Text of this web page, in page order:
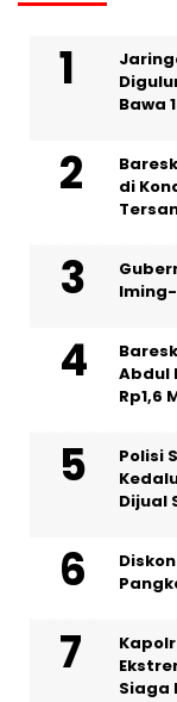
Bawa
di
Abdul
Rp1,6
Polisi
Dijual
Siaga